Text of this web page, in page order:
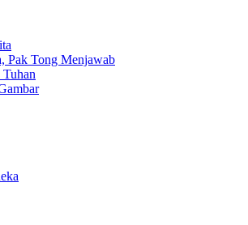
Pak Tong Menjawab